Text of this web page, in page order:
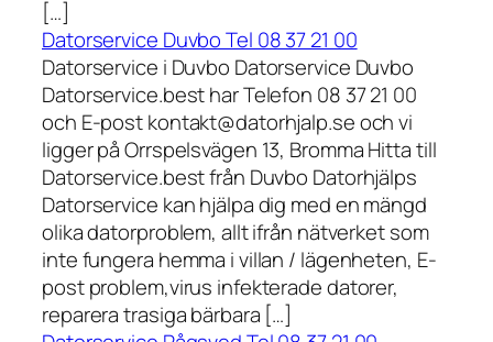
[…]
Datorservice Duvbo Tel 08 37 21 00
Datorservice i Duvbo Datorservice Duvbo
Datorservice.best har Telefon 08 37 21 00
och E-post kontakt@datorhjalp.se och vi
ligger på Orrspelsvägen 13, Bromma Hitta till
Datorservice.best från Duvbo Datorhjälps
Datorservice kan hjälpa dig med en mängd
olika datorproblem, allt ifrån nätverket som
inte fungera hemma i villan / lägenheten, E-
post problem,virus infekterade datorer,
reparera trasiga bärbara […]